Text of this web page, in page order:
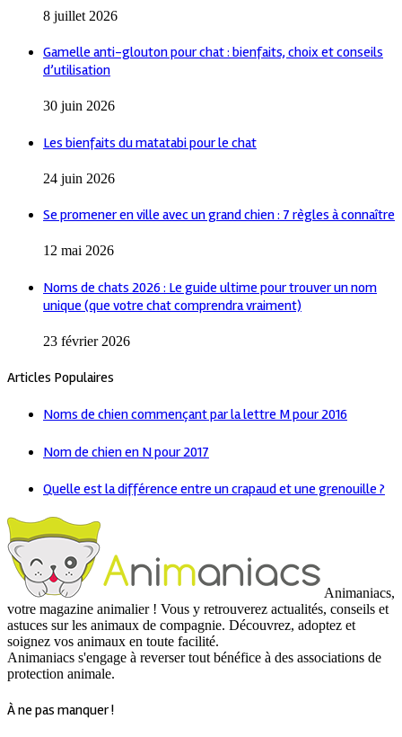
8 juillet 2026
Gamelle anti-glouton pour chat : bienfaits, choix et conseils
d’utilisation
30 juin 2026
Les bienfaits du matatabi pour le chat
24 juin 2026
Se promener en ville avec un grand chien : 7 règles à connaître
12 mai 2026
Noms de chats 2026 : Le guide ultime pour trouver un nom
unique (que votre chat comprendra vraiment)
23 février 2026
Articles Populaires
Noms de chien commençant par la lettre M pour 2016
Nom de chien en N pour 2017
Quelle est la différence entre un crapaud et une grenouille ?
Animaniacs,
votre magazine animalier ! Vous y retrouverez actualités, conseils et
astuces sur les animaux de compagnie. Découvrez, adoptez et
soignez vos animaux en toute facilité.
Animaniacs s'engage à reverser tout bénéfice à des associations de
protection animale.
À ne pas manquer !